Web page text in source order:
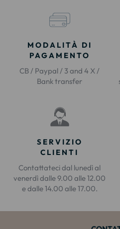
MODALITÀ DI
PAGAMENTO
CB / Paypal / 3 and 4 X /
Bank transfer
SERVIZIO
CLIENTI
Contattateci dal lunedì al
venerdì dalle 9.00 alle 12.00
e dalle 14.00 alle 17.00.